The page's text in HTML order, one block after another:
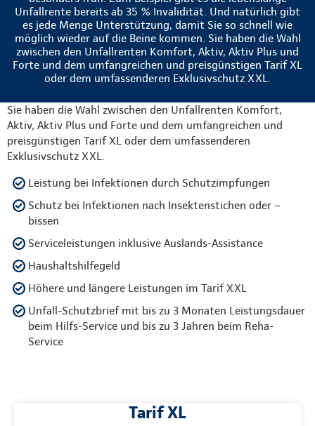
Unfallrente bereits ab 35 % Invalidität. Und natürlich gibt
es jede Menge Unterstützung, damit Sie so schnell wie
möglich wieder auf die Beine kommen. Sie haben die Wahl
zwischen den Unfallrenten Komfort, Aktiv, Aktiv Plus und
Forte und dem umfangreichen und preisgünstigen Tarif XL
oder dem umfassenderen Exklusivschutz XXL.
Sie haben die Wahl zwischen den Unfallrenten Komfort,
Aktiv, Aktiv Plus und Forte und dem umfangreichen und
preisgünstigen Tarif XL oder dem umfassenderen
Exklusivschutz XXL.
Leistung bei Infektionen durch Schutzimpfungen
Schutz bei Infektionen nach Insektenstichen oder –
bissen
Serviceleistungen inklusive Auslands-Assistance
Haushaltshilfegeld
Höhere und längere Leistungen im Tarif XXL
Unfall-Schutzbrief mit bis zu 3 Monaten Leistungsdauer
beim Hilfs-Service und bis zu 3 Jahren beim Reha-
Service
Tarif XL